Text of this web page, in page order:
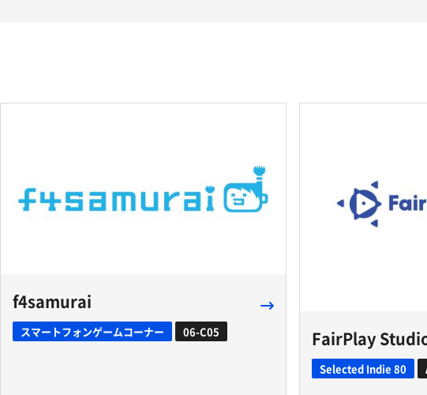
f4samurai
スマートフォンゲームコーナー 06-C05 FairPlay
Selected Indie 80